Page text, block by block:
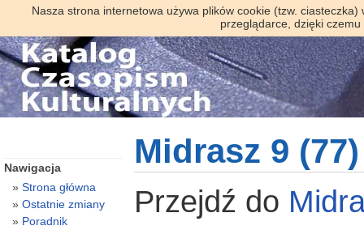
Nasza strona internetowa używa plików cookie (tzw.
przeglądarce, dzięki
Midrasz 9
Przejdź do
Nawigacja
Strona główna
Ostatnie zmiany
Poradnik